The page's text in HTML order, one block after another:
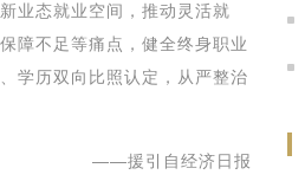
业态就业空间，推动灵活就
障不足等痛点，健全终身职业
学历双向比照认定，从严整治
——援引自经济日报